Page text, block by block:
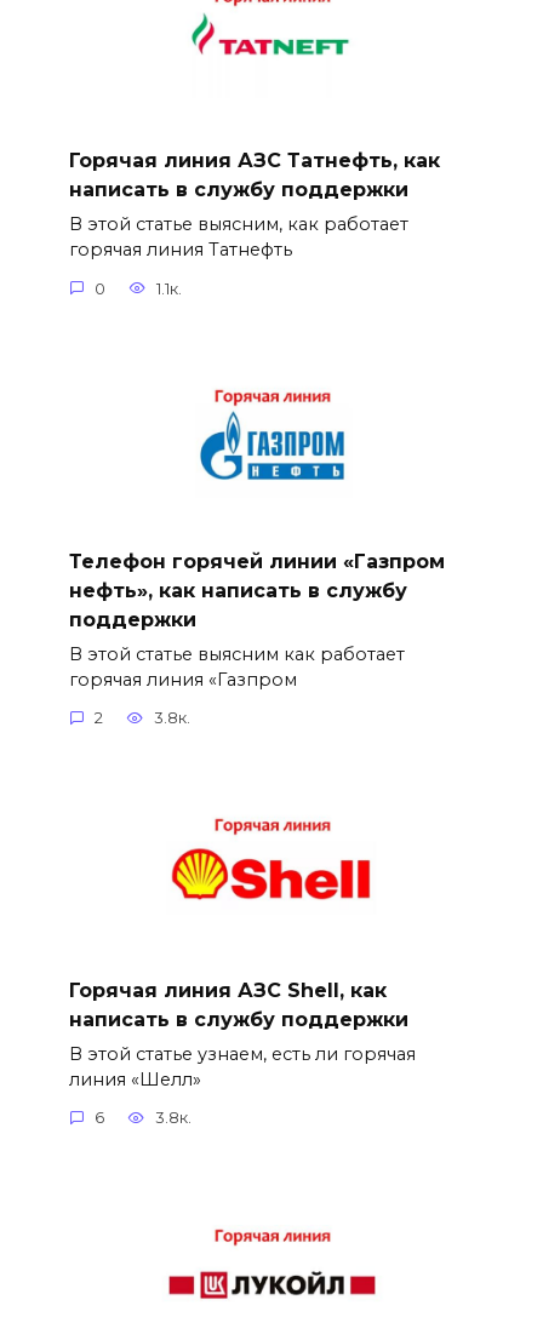
Горячая линия АЗС Татнефть, как
написать в службу поддержки
В этой статье выясним, как работает
горячая линия Татнефть
0 1.1к.
Телефон горячей линии «Газпром
нефть», как написать в службу
поддержки
В этой статье выясним как работает
горячая линия «Газпром
2 3.8к.
Горячая линия АЗС Shell, как
написать в службу поддержки
В этой статье узнаем, есть ли горячая
линия «Шелл»
6 3.8к.